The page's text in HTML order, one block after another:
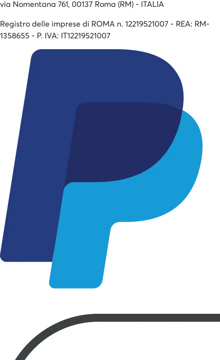
via Nomentana 761, 00137 Roma (RM) - ITALIA
Registro delle imprese di ROMA n. 12219521007 - REA: RM-
1358655 - P. IVA: IT12219521007